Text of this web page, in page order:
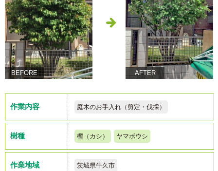
BEFORE AFTER
作業内容 庭木のお手入れ（剪定・伐採）
樹種 樫（カシ） ヤマボウシ
作業地域 茨城県牛久市